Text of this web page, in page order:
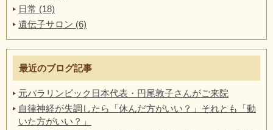
日常 (18)
遺伝子サロン (6)
最近のブログ記事
元パラリンピック日本代表・円尾敦子さんがご来院
自律神経が失調したら「休んだ方がいい？」それとも「動
いた方がいい？」